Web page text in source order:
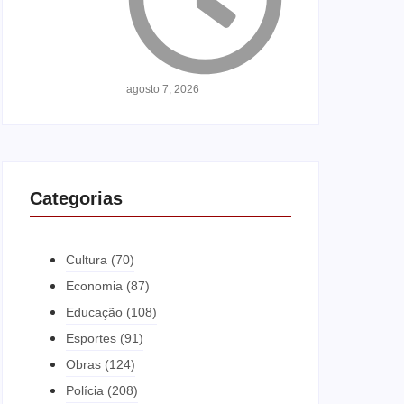
agosto 7, 2026
Categorias
Cultura (70)
Economia (87)
Educação (108)
Esportes (91)
Obras (124)
Polícia (208)